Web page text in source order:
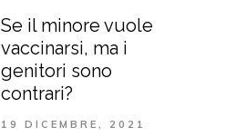
Se il minore vuole
vaccinarsi, ma i
genitori sono
contrari?
19 DICEMBRE, 2021